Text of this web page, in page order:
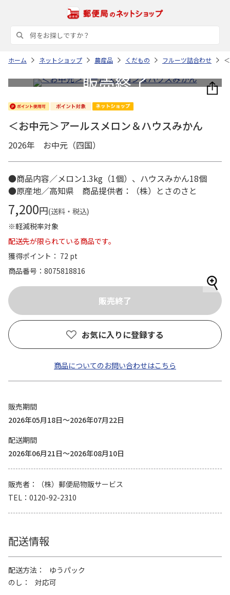
ホーム ネットショップ 農産品 くだもの フルーツ詰合わせ
＜お中元＞アールスメロン＆ハウスみかん
2026年 お中元（四国）
●商品内容／メロン1.3kg（1個）、ハウスみかん18個
●原産地／高知県 商品提供者：（株）とさのさと
7,200円(送料・税込)
※軽減税率対象
配送先が限られている商品です。
獲得ポイント： 72 pt
商品番号
8075818816
お気に入りに登録する
商品についてのお問い合わせはこちら
販売期間
2026年05月18日～2026年07月22日
配送期間
2026年06月21日～2026年08月10日
販売者
（株）郵便局物販サービス
TEL
0120-92-2310
配送情報
配送方法
ゆうパック
のし
対応可